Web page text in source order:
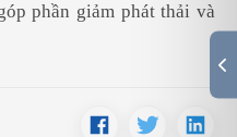
phần giảm phát thải và